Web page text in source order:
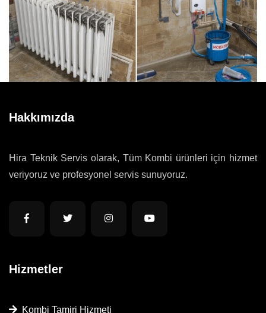
Hakkımızda
Hira Teknik Servis olarak, Tüm Kombi ürünleri için hizmet
veriyoruz ve profesyonel servis sunuyoruz.
Hizmetler
Kombi Tamiri Hizmeti